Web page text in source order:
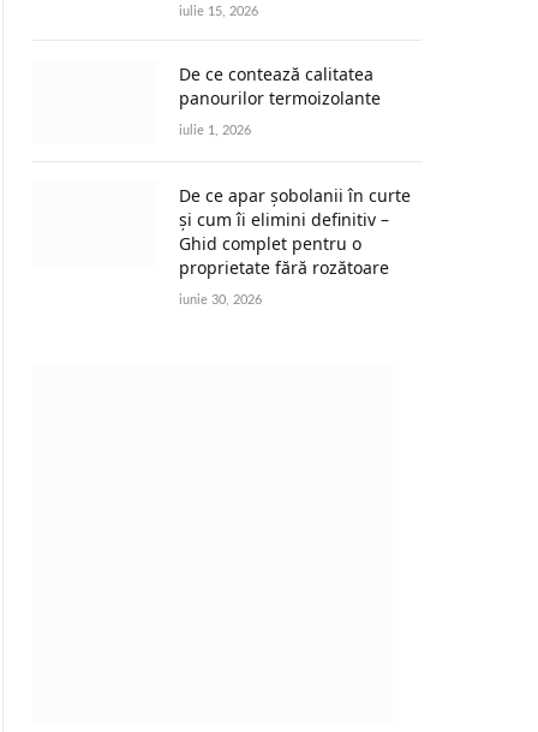
iulie 15, 2026
De ce contează calitatea
panourilor termoizolante
iulie 1, 2026
De ce apar șobolanii în curte
și cum îi elimini definitiv –
Ghid complet pentru o
proprietate fără rozătoare
iunie 30, 2026